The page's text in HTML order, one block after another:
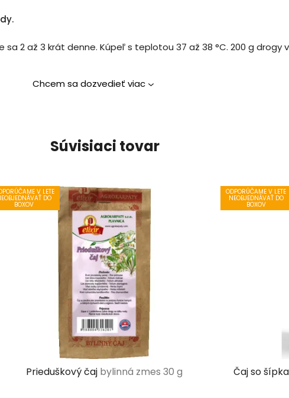
sa 2 až 3 krát denne. Kúpeľ s teplotou 37 až 38 °C. 200 g
Chcem sa dozvedieť viac
Súvisiaci tovar
V LETE
DO
BOXOV
Prieduškový čaj bylinná zmes 30 g
ODPORÚČAME V LETE
NEOBJEDNÁVAŤ DO
BOXOV
Čaj so